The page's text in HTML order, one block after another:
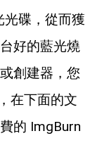
光碟，從而獲
好的藍光燒
創建器，您
在下面的文
的 ImgBurn